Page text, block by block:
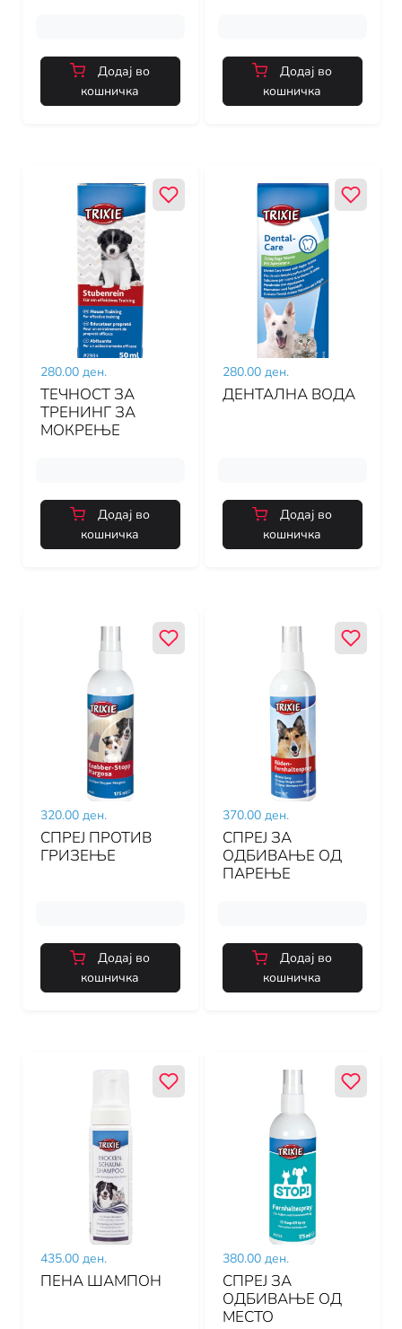
Додај во
кошничка
Додај во
кошничка
280.00 ден.
ТЕЧНОСТ ЗА
ТРЕНИНГ ЗА
МОКРЕЊЕ
Додај во
кошничка
280.00 ден.
ДЕНТАЛНА ВОДА
Додај во
кошничка
320.00 ден.
СПРЕЈ ПРОТИВ
ГРИЗЕЊЕ
Додај во
кошничка
370.00 ден.
СПРЕЈ ЗА
ОДБИВАЊЕ ОД
ПАРЕЊЕ
Додај во
кошничка
435.00 ден.
ПЕНА ШАМПОН
380.00 ден.
СПРЕЈ ЗА
ОДБИВАЊЕ ОД
МЕСТО